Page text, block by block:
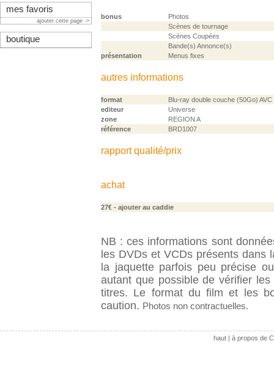
bonus
Photos
Scènes de tournage
Scènes Coupées
Bande(s) Annonce(s)
présentation
Menus fixes
autres informations
format
Blu-ray double couche (50Go) AVC
editeur
Universe
zone
REGION A
référence
BRD1007
rapport qualité/prix
achat
27€ - ajouter au caddie
NB : ces informations sont
les DVDs et VCDs présents dans
la jaquette parfois peu précise
autant que possible de vérifier
titres. Le format du film et les
caution. Photos non contractuelles.
mes favoris
ajouter cette page ->
boutique
haut| à propos de